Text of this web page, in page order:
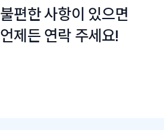
불편한 사항이 있으면
언제든 연락 주세요!